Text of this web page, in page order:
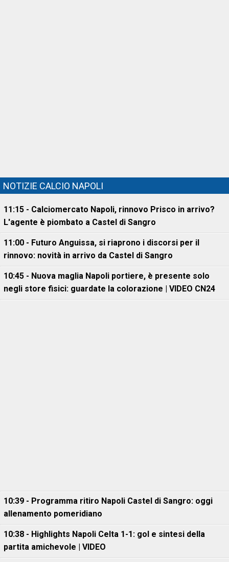
NOTIZIE CALCIO NAPOLI
11:15 - Calciomercato Napoli, rinnovo Prisco in arrivo?
L'agente è piombato a Castel di Sangro
11:00 - Futuro Anguissa, si riaprono i discorsi per il
rinnovo: novità in arrivo da Castel di Sangro
10:45 - Nuova maglia Napoli portiere, è presente solo
negli store fisici: guardate la colorazione | VIDEO CN24
10:39 - Programma ritiro Napoli Castel di Sangro: oggi
allenamento pomeridiano
10:38 - Highlights Napoli Celta 1-1: gol e sintesi della
partita amichevole | VIDEO